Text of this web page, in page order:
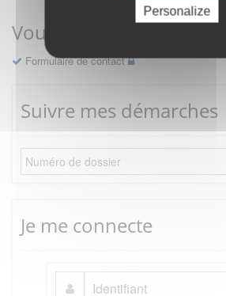
Personalize
Vous avez une question ?
Formulaire de contact
Suivre mes démarches
Je me connecte